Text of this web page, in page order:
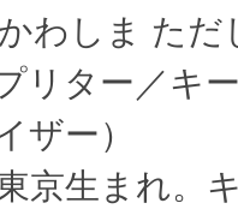
わしま ただ
リター／キ
ザー）
京生まれ。